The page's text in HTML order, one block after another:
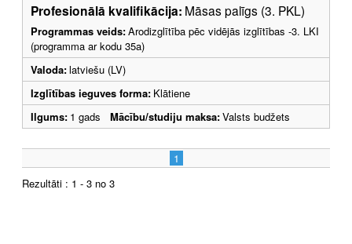
Profesionālā kvalifikācija: Māsas palīgs (3. PKL)
Programmas veids:Arodizglītība pēc vidējās izglītības -3. LKI
(programma ar kodu 35a)
Valoda:latviešu (LV)
Izglītības ieguves forma: Klātiene
Ilgums: 1 gads Mācību/studiju maksa:Valsts budžets
1
Rezultāti : 1 - 3 no 3